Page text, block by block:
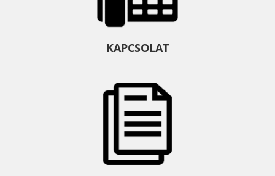
KAPCSOLAT